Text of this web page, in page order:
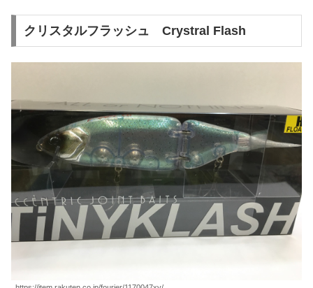
クリスタルフラッシュ Crystral Flash